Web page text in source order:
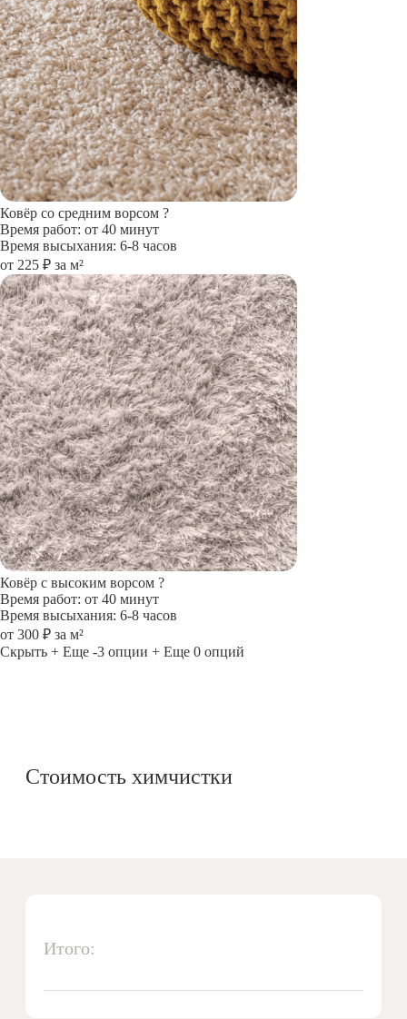
Ковёр со средним ворсом ?
Время работ: от 40 минут
Время высыхания: 6-8 часов
от 225 ₽ за м²
Ковёр с высоким ворсом ?
Время работ: от 40 минут
Время высыхания: 6-8 часов
от 300 ₽ за м²
Скрыть + Еще -3 опции + Еще 0 опций
Стоимость химчистки
Итого: